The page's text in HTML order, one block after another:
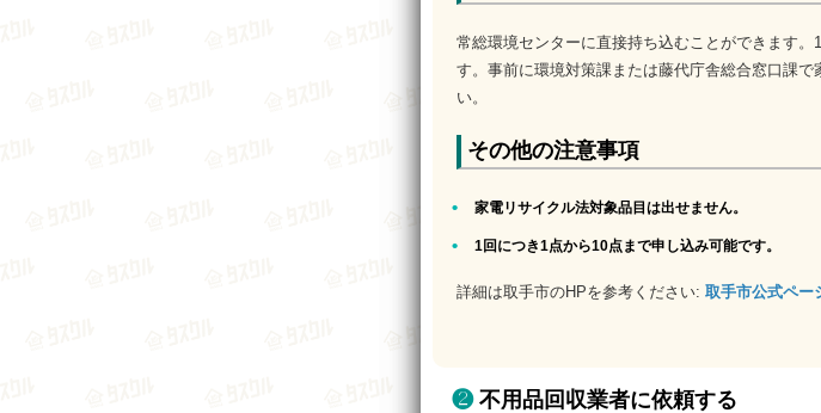
常総環境センターに直接持ち込むことができます
す。事前に環境対策課または藤代庁舎総合窓口課
い。
その他の注意事項
家電リサイクル法対象品目は出せません。
1回につき1点から10点まで申し込み可能です。
詳細は取手市のHPを参考ください: 取手市公式ペー
不用品回収業者に依頼する